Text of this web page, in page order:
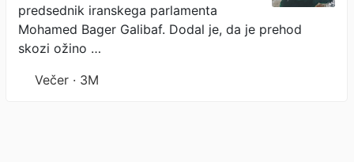
predsednik iranskega parlamenta
Mohamed Bager Galibaf. Dodal je, da je prehod
skozi ožino …
Večer · 3M